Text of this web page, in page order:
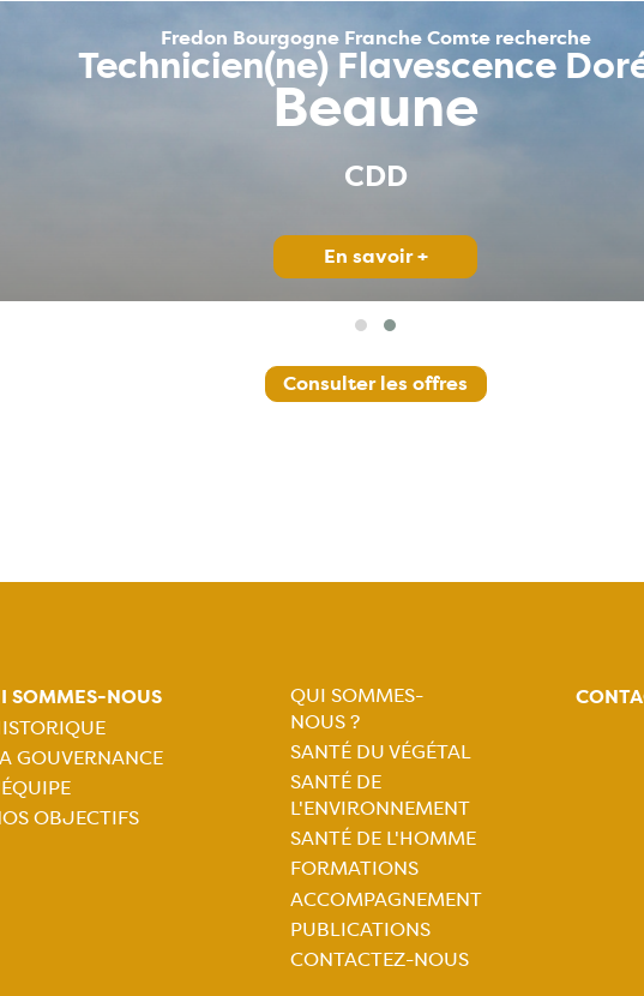
Fredon Bourgogne Franche Comte recherche
Géomatique & Chargé(e) de
Beaune (21)
CDD
En savoir +
Consulter les offres
SOMMES-NOUS
GOUVERNANCE
OBJECTIFS
Navigation
principale
QUI SOMMES-
NOUS ?
SANTÉ DU VÉGÉTAL
SANTÉ DE
L'ENVIRONNEMENT
SANTÉ DE L'HOMME
FORMATIONS
ACCOMPAGNEMENT
PUBLICATIONS
CONTACTEZ-NOUS